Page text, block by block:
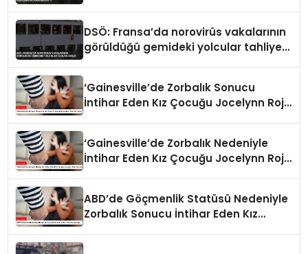
DSÖ: Fransa’da norovirüs vakalarının
görüldüğü gemideki yolcular tahliye
‘Gainesville’de Zorbalık Sonucu
İntihar Eden Kız Çocuğu Jocelynn Rojo
‘Gainesville’de Zorbalık Nedeniyle
İntihar Eden Kız Çocuğu Jocelynn Rojo
ABD’de Göçmenlik Statüsü Nedeniyle
Zorbalık Sonucu İntihar Eden Kız